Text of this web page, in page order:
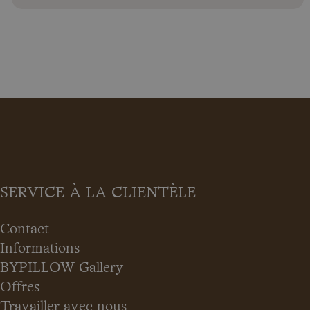
SERVICE À LA CLIENTÈLE
Contact
Informations
BYPILLOW Gallery
Offres
Travailler avec nous